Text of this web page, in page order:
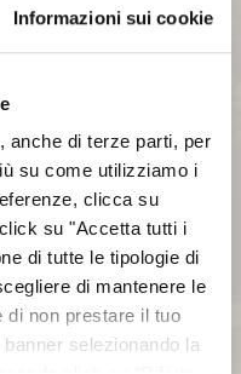
Informazioni sui cookie
anche di terze parti, per
su come utilizziamo i
clicca su
su "Accetta tutti i
di tutte le tipologie di
di mantenere le
di non prestare il tuo
selezionando la